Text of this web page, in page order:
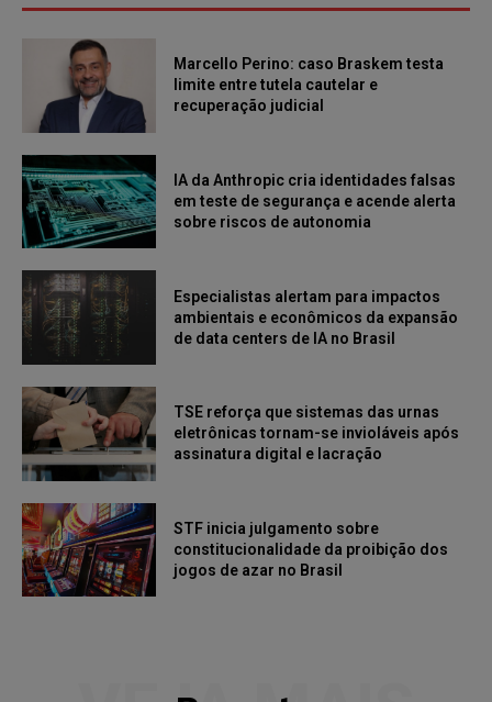
Marcello Perino: caso Braskem testa
limite entre tutela cautelar e
recuperação judicial
IA da Anthropic cria identidades falsas
em teste de segurança e acende alerta
sobre riscos de autonomia
Especialistas alertam para impactos
ambientais e econômicos da expansão
de data centers de IA no Brasil
TSE reforça que sistemas das urnas
eletrônicas tornam-se invioláveis após
assinatura digital e lacração
STF inicia julgamento sobre
constitucionalidade da proibição dos
jogos de azar no Brasil